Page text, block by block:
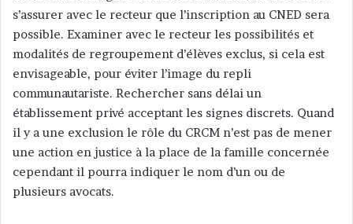
s’assurer avec le recteur que l’inscription au CNED sera
possible. Examiner avec le recteur les possibilités et
modalités de regroupement d’élèves exclus, si cela est
envisageable, pour éviter l’image du repli
communautariste. Rechercher sans délai un
établissement privé acceptant les signes discrets. Quand
il y a une exclusion le rôle du CRCM n’est pas de mener
une action en justice à la place de la famille concernée
cependant il pourra indiquer le nom d’un ou de
plusieurs avocats.